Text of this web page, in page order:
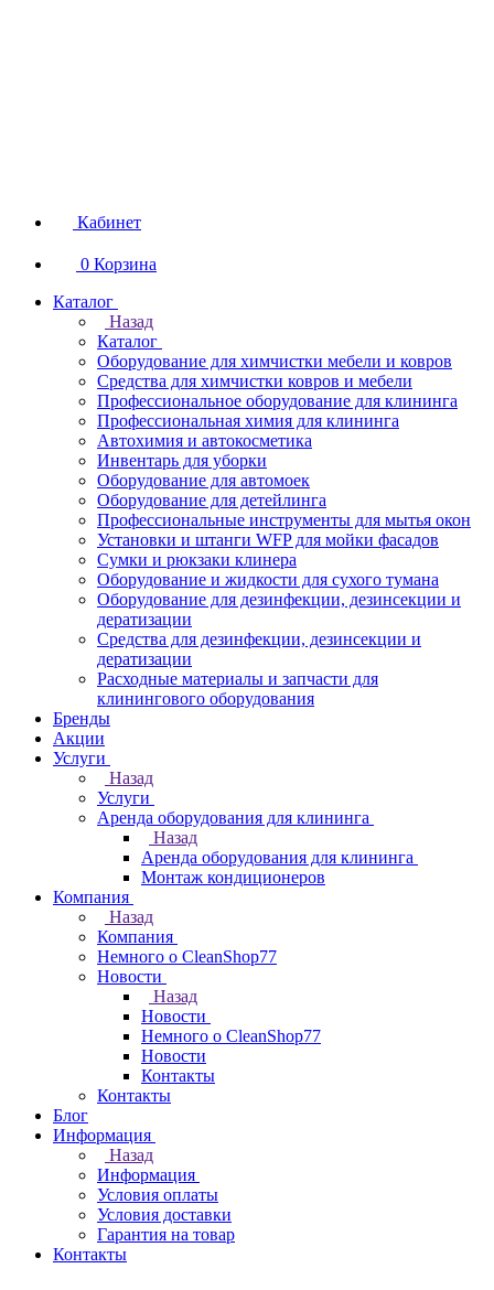
Кабинет
0 Корзина
Каталог
Назад
Каталог
Оборудование для химчистки мебели и ковров
Средства для химчистки ковров и мебели
Профессиональное оборудование для клининга
Профессиональная химия для клининга
Автохимия и автокосметика
Инвентарь для уборки
Оборудование для автомоек
Оборудование для детейлинга
Профессиональные инструменты для мытья окон
Установки и штанги WFP для мойки фасадов
Сумки и рюкзаки клинера
Оборудование и жидкости для сухого тумана
Оборудование для дезинфекции, дезинсекции и
дератизации
Средства для дезинфекции, дезинсекции и
дератизации
Расходные материалы и запчасти для
клинингового оборудования
Бренды
Акции
Услуги
Назад
Услуги
Аренда оборудования для клининга
Назад
Аренда оборудования для клининга
Монтаж кондиционеров
Компания
Назад
Компания
Немного о CleanShop77
Новости
Назад
Новости
Немного о CleanShop77
Новости
Контакты
Контакты
Блог
Информация
Назад
Информация
Условия оплаты
Условия доставки
Гарантия на товар
Контакты